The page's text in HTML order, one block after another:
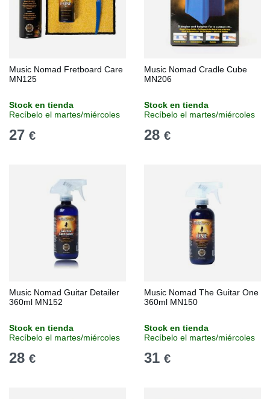
Music Nomad Fretboard Care
MN125
Stock en tienda
Recíbelo el martes/miércoles
27 €
Music Nomad Cradle Cube
MN206
Stock en tienda
Recíbelo el martes/miércoles
28 €
Music Nomad Guitar Detailer
360ml MN152
Stock en tienda
Recíbelo el martes/miércoles
28 €
Music Nomad The Guitar One
360ml MN150
Stock en tienda
Recíbelo el martes/miércoles
31 €